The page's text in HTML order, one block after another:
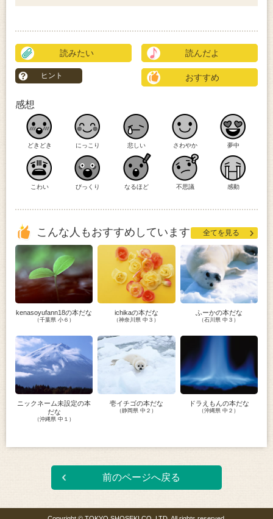
読みたい 読んだよ
ヒント おすすめ
感想
どきどき にっこり 悲しい さわやか 夢中
こわい びっくり なるほど 不思議 感動
こんな人もおすすめしています 全てを見る
kenasoyufann18の本だな
（千葉県 小６）
ichikaの本だな
（神奈川県 中３）
ふーかの本だな
（石川県 中３）
ニックネーム未設定の本
だな
（沖縄県 中１）
壱イチゴの本だな
（静岡県 中２）
ドラえもんの本だな
（沖縄県 中２）
前のページへ戻る